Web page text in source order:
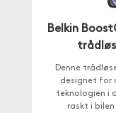
Belkin
trådløs
Denne
designet for
teknologien i
raskt i